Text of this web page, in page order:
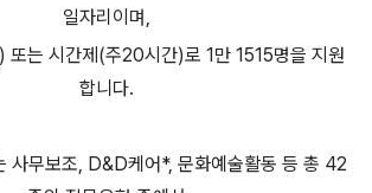
일자리이며,
는 시간제(주20시간)로 1만 1515명을 지원
합니다.
무보조, D&D케어*, 문화예술활동 등 총 42